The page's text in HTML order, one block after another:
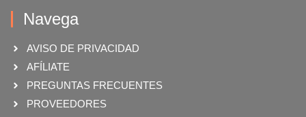
Navega
AVISO DE PRIVACIDAD
AFÍLIATE
PREGUNTAS FRECUENTES
PROVEEDORES